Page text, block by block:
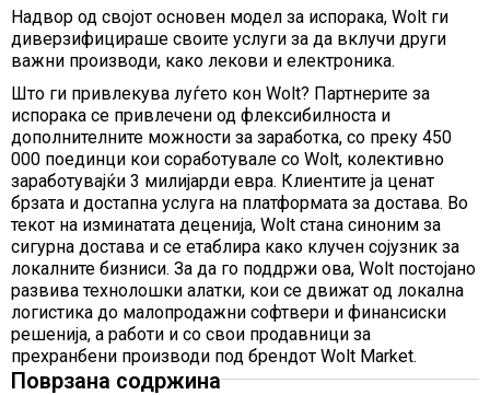
Надвор од својот основен модел за испорака, Wolt ги
диверзифицираше своите услуги за да вклучи други
важни производи, како лекови и електроника.
Што ги привлекува луѓето кон Wolt? Партнерите за
испорака се привлечени од флексибилноста и
дополнителните можности за заработка, со преку 450
000 поединци кои соработувале со Wolt, колективно
заработувајќи 3 милијарди евра. Клиентите ја ценат
брзата и достапна услуга на платформата за достава. Во
текот на изминатата деценија, Wolt стана синоним за
сигурна достава и се етаблира како клучен сојузник за
локалните бизниси. За да го поддржи ова, Wolt постојано
развива технолошки алатки, кои се движат од локална
логистика до малопродажни софтвери и финансиски
решенија, а работи и со свои продавници за
прехранбени производи под брендот Wolt Market.
Поврзана содржина